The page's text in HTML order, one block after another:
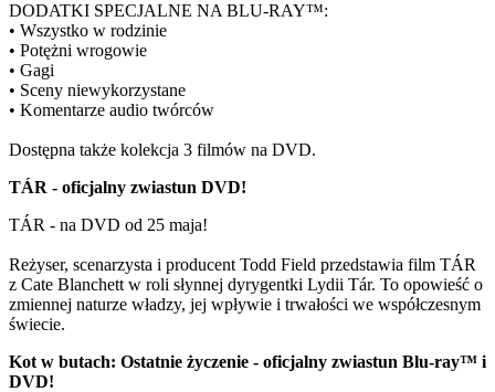
DODATKI SPECJALNE NA BLU-RAY™:
• Wszystko w rodzinie
• Potężni wrogowie
• Gagi
• Sceny niewykorzystane
• Komentarze audio twórców
Dostępna także kolekcja 3 filmów na DVD.
TÁR - oficjalny zwiastun DVD!
TÁR - na DVD od 25 maja!
Reżyser, scenarzysta i producent Todd Field przedstawia film TÁR
z Cate Blanchett w roli słynnej dyrygentki Lydii Tár. To opowieść o
zmiennej naturze władzy, jej wpływie i trwałości we współczesnym
świecie.
Kot w butach: Ostatnie życzenie - oficjalny zwiastun Blu-ray™ i
DVD!